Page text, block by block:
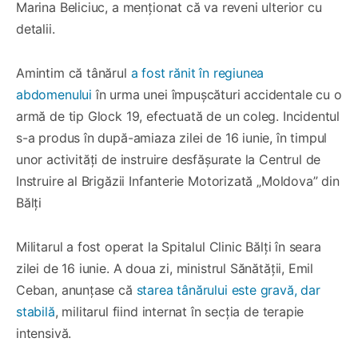
Marina Beliciuc, a menționat că va reveni ulterior cu
detalii.
Amintim că tânărul a fost rănit în regiunea
abdomenului în urma unei împușcături accidentale cu o
armă de tip Glock 19, efectuată de un coleg. Incidentul
s-a produs în după-amiaza zilei de 16 iunie, în timpul
unor activități de instruire desfășurate la Centrul de
Instruire al Brigăzii Infanterie Motorizată „Moldova” din
Bălți
Militarul a fost operat la Spitalul Clinic Bălți în seara
zilei de 16 iunie. A doua zi, ministrul Sănătății, Emil
Ceban, anunțase că starea tânărului este gravă, dar
stabilă, militarul fiind internat în secția de terapie
intensivă.